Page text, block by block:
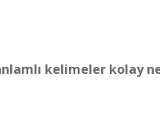
kelimeler kolay